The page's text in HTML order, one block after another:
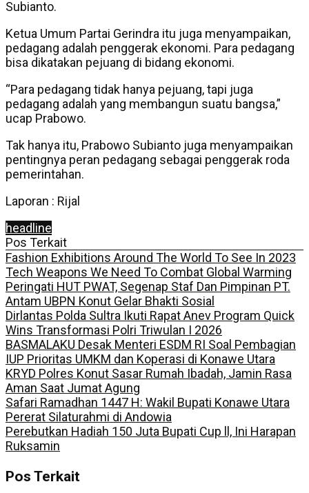
Subianto.
Ketua Umum Partai Gerindra itu juga menyampaikan,
pedagang adalah penggerak ekonomi. Para pedagang
bisa dikatakan pejuang di bidang ekonomi.
“Para pedagang tidak hanya pejuang, tapi juga
pedagang adalah yang membangun suatu bangsa,”
ucap Prabowo.
Tak hanya itu, Prabowo Subianto juga menyampaikan
pentingnya peran pedagang sebagai penggerak roda
pemerintahan.
Laporan : Rijal
headline
Pos Terkait
Fashion Exhibitions Around The World To See In 2023
Tech Weapons We Need To Combat Global Warming
Peringati HUT PWAT, Segenap Staf Dan Pimpinan PT.
Antam UBPN Konut Gelar Bhakti Sosial
Dirlantas Polda Sultra Ikuti Rapat Anev Program Quick
Wins Transformasi Polri Triwulan I 2026
BASMALAKU Desak Menteri ESDM RI Soal Pembagian
IUP Prioritas UMKM dan Koperasi di Konawe Utara
KRYD Polres Konut Sasar Rumah Ibadah, Jamin Rasa
Aman Saat Jumat Agung
Safari Ramadhan 1447 H: Wakil Bupati Konawe Utara
Pererat Silaturahmi di Andowia
Perebutkan Hadiah 150 Juta Bupati Cup ll, Ini Harapan
Ruksamin
Pos Terkait